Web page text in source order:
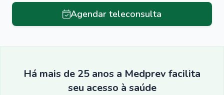
Agendar teleconsulta
Há mais de 25 anos a Medprev facilita
seu acesso à saúde